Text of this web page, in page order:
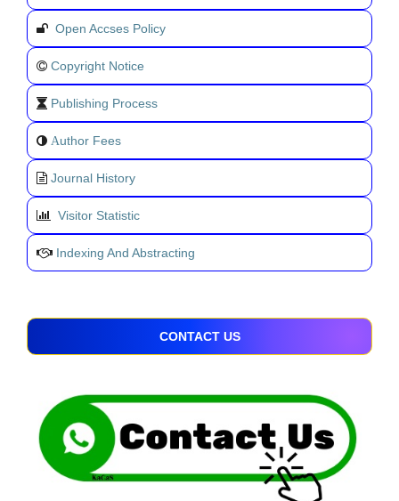
Open Accses Policy
Copyright Notice
Publishing Process
Author Fees
Journal History
Visitor Statistic
Indexing And Abstracting
CONTACT US